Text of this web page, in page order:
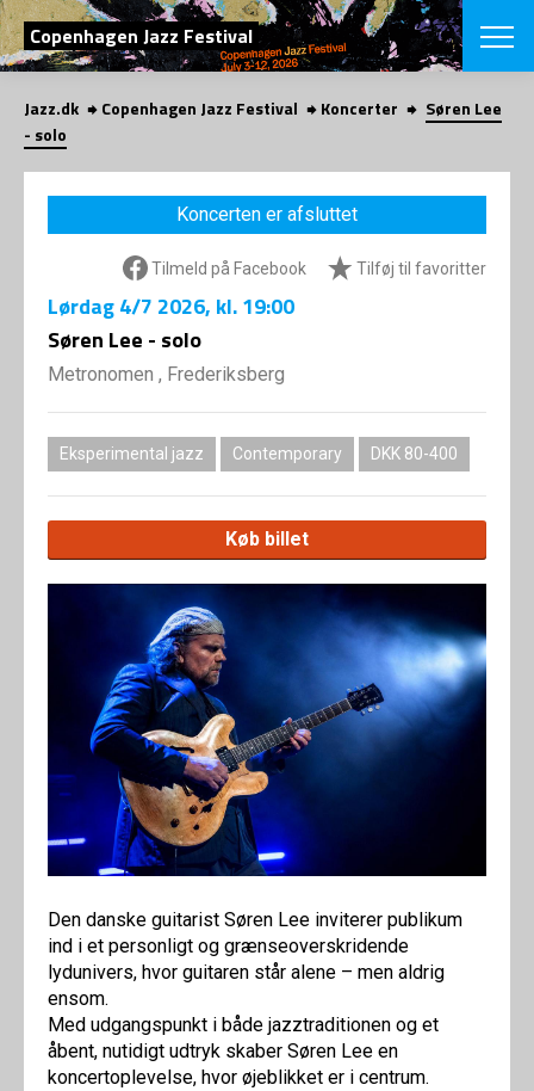
SØG
Copenhagen Jazz Festival
English
VÆLG
VINTERJAZZ
Temaer
LOCATIONS
Om
Om fonden
Om
SHOP
Jazz.dk Copenhagen Jazz Festival Koncerter
Søren Lee
- solo
Koncerten er afsluttet
Tilmeld på Facebook Tilføj til favoritter
Lørdag4/7 2026, kl. 19:00
Søren Lee - solo
Metronomen , Frederiksberg
Eksperimental jazz Contemporary DKK 80-400
Køb billet
Den danske guitarist Søren Lee inviterer publikum
ind i et personligt og grænseoverskridende
lydunivers, hvor guitaren står alene – men aldrig
ensom.
Med udgangspunkt i både jazztraditionen og et
åbent, nutidigt udtryk skaber Søren Lee en
koncertoplevelse, hvor øjeblikket er i centrum.